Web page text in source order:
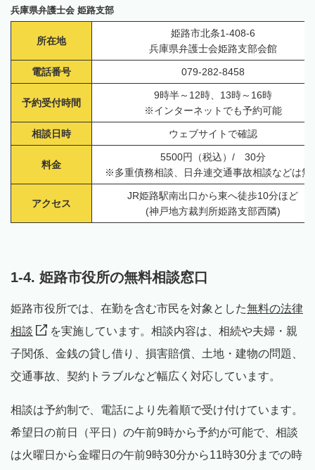
兵庫県弁護士会 姫路支部
所在地
姫路市北条1-408-6
兵庫県弁護士会姫路支部会館
電話番号 079-282-8458
予約受付時間
9時半～12時、13時～16時
※インターネットでも予約可能
相談日時 ウェブサイトで確認
料金
5500円（税込）/ 30分
※多重債務相談、日弁連交通事故相談などは無
アクセス
JR姫路駅南出口から東へ徒歩10分ほど
(神戸地方裁判所姫路支部西隣)
1-4. 姫路市役所の無料相談窓口
姫路市役所では、在勤を含む市民を対象とした無料の法律
相談
を実施しています。相談内容は、相続や夫婦・親
子関係、金銭の貸し借り、損害賠償、土地・建物の問題、
交通事故、契約トラブルなど幅広く対応しています。
相談は予約制で、電話により先着順で受け付けています。
希望日の前日（平日）の午前9時から予約が可能で、相談
は火曜日から金曜日の午前9時30分から11時30分までの時